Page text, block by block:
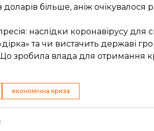
більше, аніж очікувалося
наслідки коронавірусу для
та чи вистачить державі
зробила влада для отримання
економічна криза